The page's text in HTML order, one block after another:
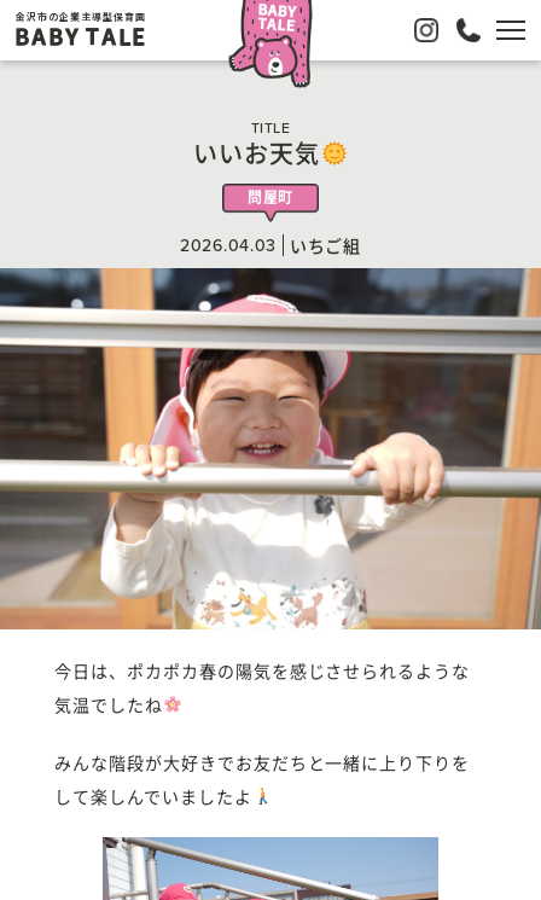
金沢市の企業主導型保育園
BABY TALE
TITLE
いいお天気
問屋町
2026.04.03 いちご組
今日は、ポカポカ春の陽気を感じさせられるような
気温でしたね
みんな階段が大好きでお友だちと一緒に上り下りを
して楽しんでいましたよ